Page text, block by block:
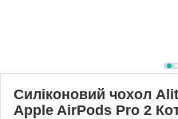
Силіконовий чохол
Apple AirPods Pro 2